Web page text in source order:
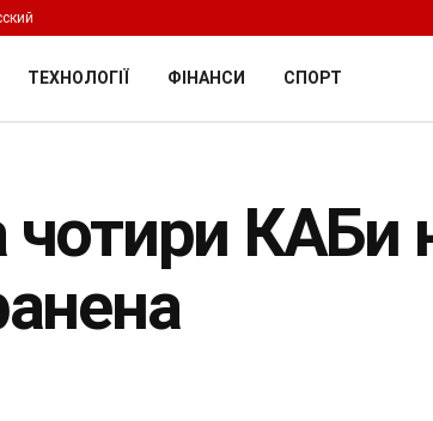
ТЕХНОЛОГІЇ ФІНАНСИ СПОРТ
чотири КАБи